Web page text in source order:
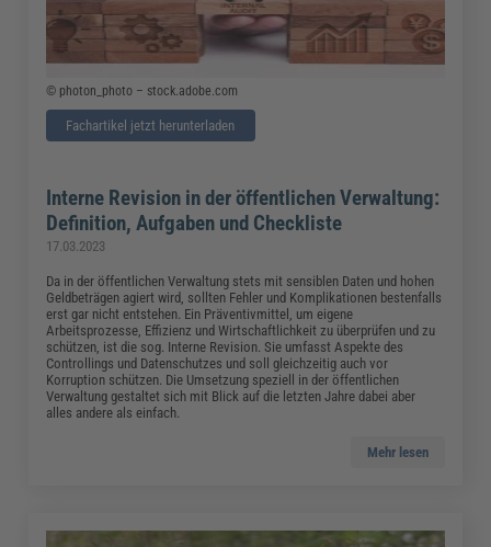
© photon_photo – stock.adobe.com
Fachartikel jetzt herunterladen
Interne Revision in der öffentlichen Verwaltung:
Definition, Aufgaben und Checkliste
17.03.2023
Da in der öffentlichen Verwaltung stets mit sensiblen Daten und hohen
Geldbeträgen agiert wird, sollten Fehler und Komplikationen bestenfalls
erst gar nicht entstehen. Ein Präventivmittel, um eigene
Arbeitsprozesse, Effizienz und Wirtschaftlichkeit zu überprüfen und zu
schützen, ist die sog. Interne Revision. Sie umfasst Aspekte des
Controllings und Datenschutzes und soll gleichzeitig auch vor
Korruption schützen. Die Umsetzung speziell in der öffentlichen
Verwaltung gestaltet sich mit Blick auf die letzten Jahre dabei aber
alles andere als einfach.
Mehr lesen